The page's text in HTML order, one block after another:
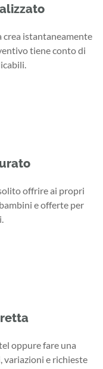
crea istantaneamente
tiene conto di
offrire ai propri
e offerte per
oppure fare una
variazioni e richieste